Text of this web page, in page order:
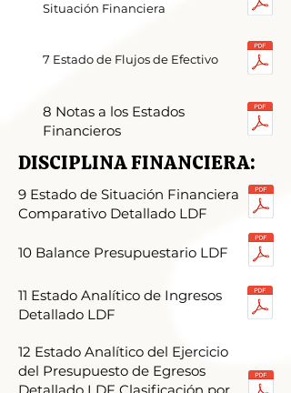
Situación Financiera
​7 Estado de Flujos de Efectivo
8 Notas a los Estados
Financieros
DISCIPLINA FINANCIERA:
9 Estado de Situación Financiera
Comparativo Detallado LDF
10 Balance Presupuestario LDF
11 Estado Analítico de Ingresos
Detallado LDF
12 Estado Analítico del Ejercicio
del Presupuesto de Egresos